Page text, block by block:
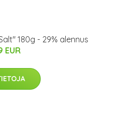
180g - 29% alennus
EUR